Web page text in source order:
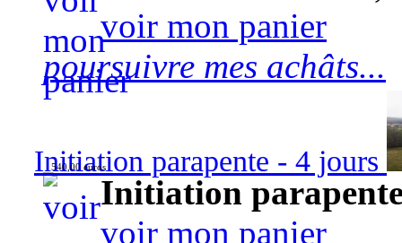
voir mon panier
poursuivre mes achâts...
Initiation parapente - 4 jours
540,00 euros
Initiation
voir mon panier